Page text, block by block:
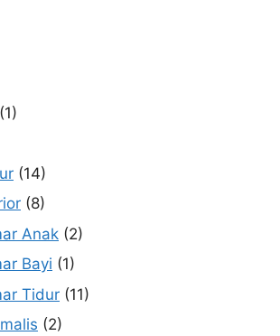
(1)
(14)
(8)
Anak (2)
Bayi (1)
Tidur (11)
(2)